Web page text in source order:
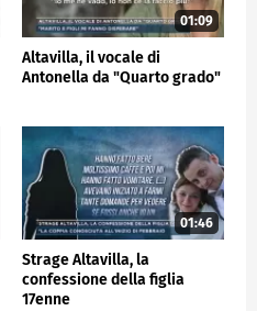
01:09
Altavilla, il vocale di
Antonella da "Quarto grado"
01:46
Strage Altavilla, la
confessione della figlia
17enne